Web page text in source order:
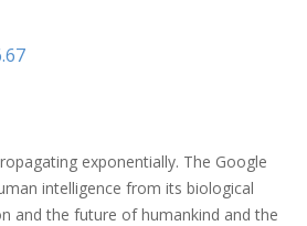
exponentially. The Google
intelligence from its biological
and the future of humankind and the